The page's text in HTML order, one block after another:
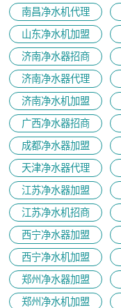
南昌净水机代理
山东净水机加盟
济南净水器招商
济南净水器代理
济南净水机加盟
广西净水器招商
成都净水器加盟
天津净水器代理
江苏净水器加盟
江苏净水机招商
西宁净水器加盟
西宁净水机加盟
郑州净水器加盟
郑州净水机加盟